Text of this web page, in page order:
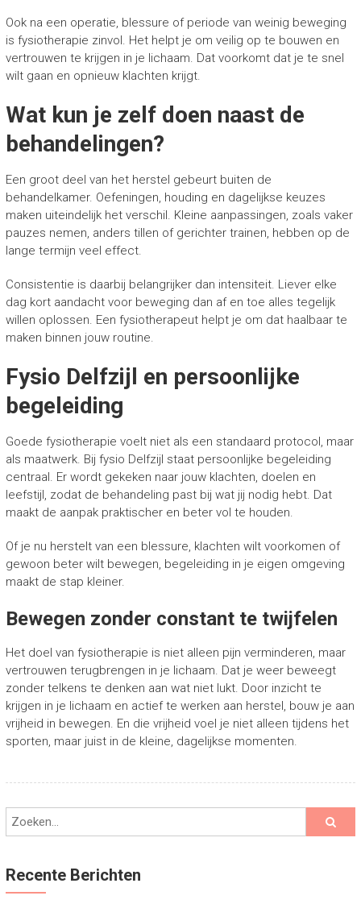
Ook na een operatie, blessure of periode van weinig beweging
is fysiotherapie zinvol. Het helpt je om veilig op te bouwen en
vertrouwen te krijgen in je lichaam. Dat voorkomt dat je te snel
wilt gaan en opnieuw klachten krijgt.
Wat kun je zelf doen naast de
behandelingen?
Een groot deel van het herstel gebeurt buiten de
behandelkamer. Oefeningen, houding en dagelijkse keuzes
maken uiteindelijk het verschil. Kleine aanpassingen, zoals vaker
pauzes nemen, anders tillen of gerichter trainen, hebben op de
lange termijn veel effect.
Consistentie is daarbij belangrijker dan intensiteit. Liever elke
dag kort aandacht voor beweging dan af en toe alles tegelijk
willen oplossen. Een fysiotherapeut helpt je om dat haalbaar te
maken binnen jouw routine.
Fysio Delfzijl en persoonlijke
begeleiding
Goede fysiotherapie voelt niet als een standaard protocol, maar
als maatwerk. Bij fysio Delfzijl staat persoonlijke begeleiding
centraal. Er wordt gekeken naar jouw klachten, doelen en
leefstijl, zodat de behandeling past bij wat jij nodig hebt. Dat
maakt de aanpak praktischer en beter vol te houden.
Of je nu herstelt van een blessure, klachten wilt voorkomen of
gewoon beter wilt bewegen, begeleiding in je eigen omgeving
maakt de stap kleiner.
Bewegen zonder constant te twijfelen
Het doel van fysiotherapie is niet alleen pijn verminderen, maar
vertrouwen terugbrengen in je lichaam. Dat je weer beweegt
zonder telkens te denken aan wat niet lukt. Door inzicht te
krijgen in je lichaam en actief te werken aan herstel, bouw je aan
vrijheid in bewegen. En die vrijheid voel je niet alleen tijdens het
sporten, maar juist in de kleine, dagelijkse momenten.
Recente Berichten